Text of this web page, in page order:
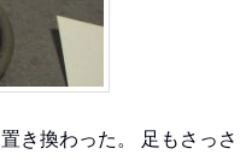
き換わった。 足もさっさ